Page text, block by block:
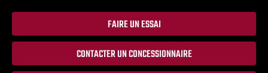
FAIRE UN ESSAI
CONTACTER UN CONCESSIONNAIRE